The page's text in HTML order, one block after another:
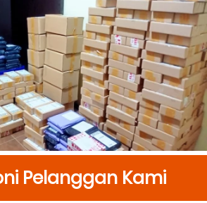
Pelanggan Kami